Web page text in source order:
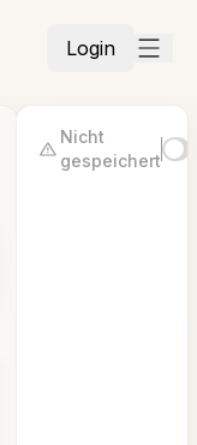
Login
Nicht
gespeichert